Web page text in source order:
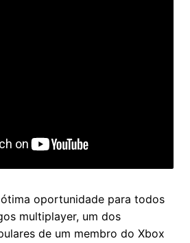
oportunidade para todos
multiplayer, um dos
de um membro do Xbox